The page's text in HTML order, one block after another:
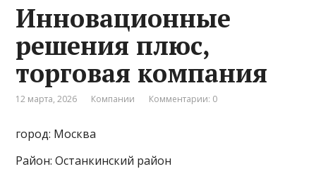
Инновационные
решения плюс,
торговая компания
12 марта, 2026 Компании Комментарии: 0
город: Москва
Район: Останкинский район